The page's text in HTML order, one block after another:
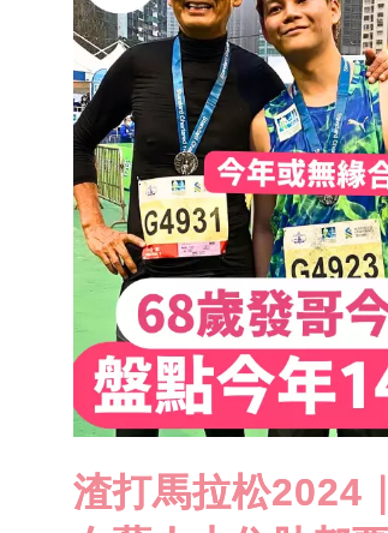
渣打馬拉松2024